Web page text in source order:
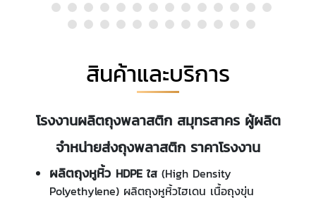
สินค้าและบริการ
โรงงานผลิตถุงพลาสติก สมุทรสาคร ผู้ผลิต
จำหน่ายส่งถุงพลาสติก ราคาโรงงาน
ผลิตถุงหูหิ้ว HDPE ใส (High Density
Polyethylene) ผลิตถุงหูหิ้วไฮเดน เนื้อถุงขุ่น